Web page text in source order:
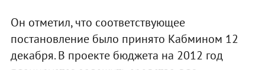
Он отметил, что соответствующее
постановление было принято Кабмином 12
декабря. В проекте бюджета на 2012 год